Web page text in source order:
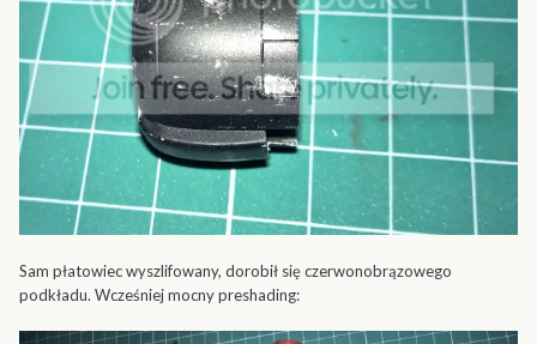
Sam płatowiec wyszlifowany, dorobił się czerwonobrązowego
podkładu. Wcześniej mocny preshading: